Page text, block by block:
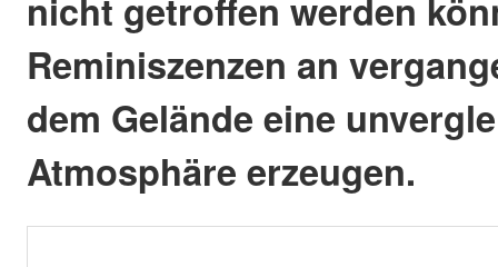
nicht getroffen werden
Reminiszenzen an
dem Gelände eine
Atmosphäre erzeugen.